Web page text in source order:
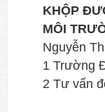
KHỘP
MÔI
Nguyễn
1 Trường
2 Tư vấn